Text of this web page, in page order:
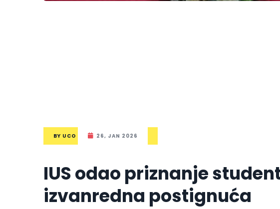
BY UCO 26, JAN 2026
IUS odao priznanje
izvanredna postignuća